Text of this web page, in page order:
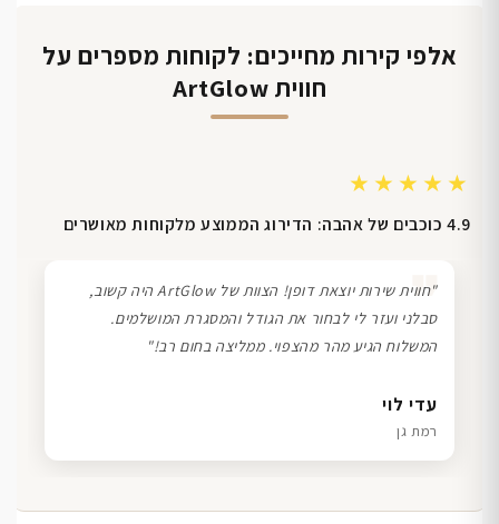
אלפי קירות מחייכים: לקוחות מספרים על
חווית ArtGlow
★★★★★
4.9 כוכבים של אהבה: הדירוג הממוצע מלקוחות מאושרים
שרון כהן
תל אביב
❞
"חווית שירות יוצאת דופן! הצוות של ArtGlow היה קשוב,
סבלני ועזר לי לבחור את הגודל והמסגרת המושלמים.
המשלוח הגיע מהר מהצפוי. ממליצה בחום רב!"
עדי לוי
רמת גן
דנה גל
חיפה
ליאת ויוסי מ.
הוד השרון